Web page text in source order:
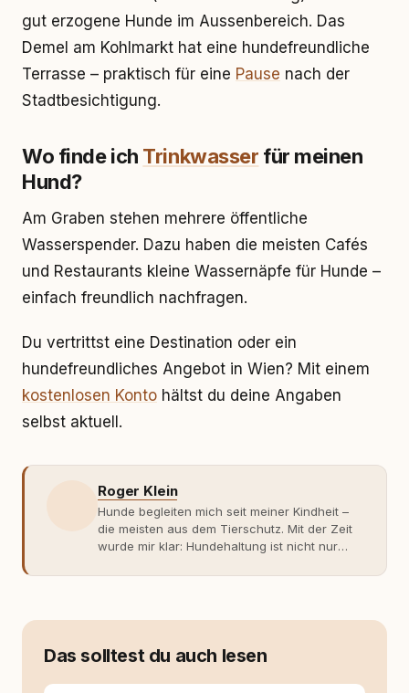
gut erzogene Hunde im Aussenbereich. Das
Demel am Kohlmarkt hat eine hundefreundliche
Terrasse – praktisch für eine Pause nach der
Stadtbesichtigung.
Wo finde ich Trinkwasser für meinen
Hund?
Am Graben stehen mehrere öffentliche
Wasserspender. Dazu haben die meisten Cafés
und Restaurants kleine Wassernäpfe für Hunde –
einfach freundlich nachfragen.
Du vertrittst eine Destination oder ein
hundefreundliches Angebot in Wien? Mit einem
kostenlosen Konto hältst du deine Angaben
selbst aktuell.
Roger Klein
Hunde begleiten mich seit meiner Kindheit –
die meisten aus dem Tierschutz. Mit der Zeit
wurde mir klar: Hundehaltung ist nicht nur
Fachwissen. Der Wendepunkt kam mit meinem
moderner Hundeerziehung
entsteht echte Bindung dort, wo Verständnis
Das solltest du auch lesen